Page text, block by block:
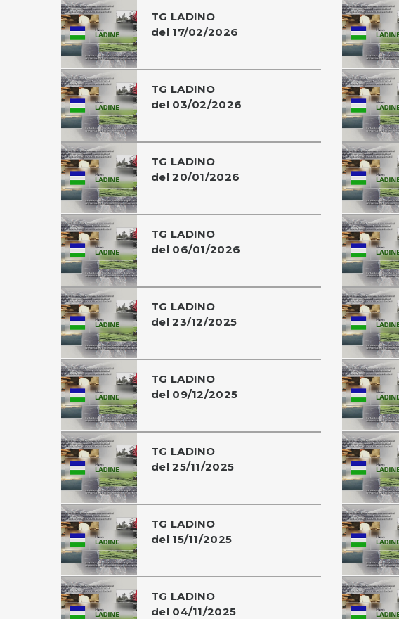
TG LADINO
del 17/02/2026
TG LADINO
del 03/02/2026
TG LADINO
del 20/01/2026
TG LADINO
del 06/01/2026
TG LADINO
del 23/12/2025
TG LADINO
del 09/12/2025
TG LADINO
del 25/11/2025
TG LADINO
del 15/11/2025
TG LADINO
del 04/11/2025